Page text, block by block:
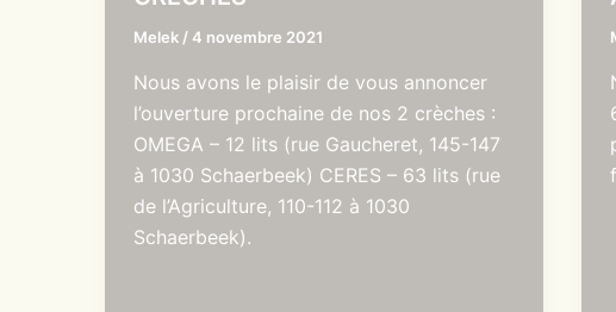
Melek /4 novembre 2021
Nous avons le plaisir de vous annoncer
l’ouverture prochaine de nos 2 crèches :
OMEGA – 12 lits (rue Gaucheret, 145-147
à 1030 Schaerbeek) CERES – 63 lits (rue
de l’Agriculture, 110-112 à 1030
Schaerbeek).